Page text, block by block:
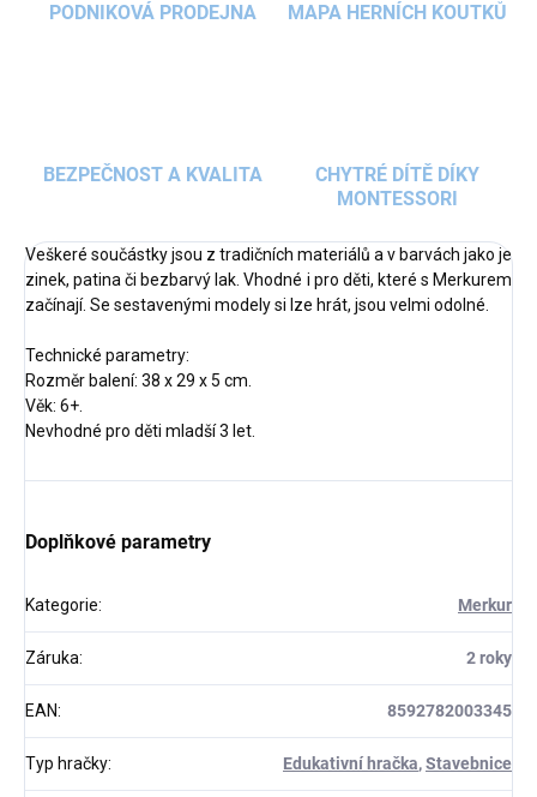
PODNIKOVÁ PRODEJNA MAPA HERNÍCH KOUTKŮ
BEZPEČNOST A KVALITA
CHYTRÉ DÍTĚ DÍKY
MONTESSORI
Veškeré součástky jsou z tradičních materiálů a v barvách jako je
zinek, patina či bezbarvý lak. Vhodné i pro děti, které s Merkurem
začínají. Se sestavenými modely si lze hrát, jsou velmi odolné.
Technické parametry:
Rozměr balení: 38 x 29 x 5 cm.
Věk: 6+.
Nevhodné pro děti mladší 3 let.
Doplňkové parametry
Kategorie: Merkur
Záruka: 2 roky
EAN: 8592782003345
Typ hračky: Edukativní hračka,Stavebnice